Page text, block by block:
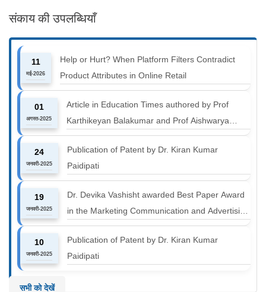
संकाय की उपलब्धियाँ
11
मई-2026
Help or Hurt? When Platform Filters Contradict
Product Attributes in Online Retail
01
अगस्त-2025
Article in Education Times authored by Prof
Karthikeyan Balakumar and Prof Aishwarya
Harichandan titled "B-schools must align with the
industry shift or risk leaving graduates stranded
24
जनवरी-2025
Publication of Patent by Dr. Kiran Kumar
Paidipati
19
जनवरी-2025
Dr. Devika Vashisht awarded Best Paper Award
in the Marketing Communication and Advertising
track at MICA ICMC 2025 conference
10
जनवरी-2025
Publication of Patent by Dr. Kiran Kumar
Paidipati
सभी को देखें